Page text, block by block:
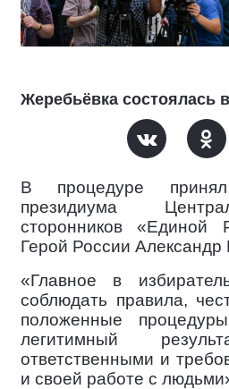
Жеребьёвка состоялась
В процедуре
президиума
сторонников «Единой
Герой России Александр
«Главное в
соблюдать правила,
положенные
легитимный
ответственными и
и своей работе с